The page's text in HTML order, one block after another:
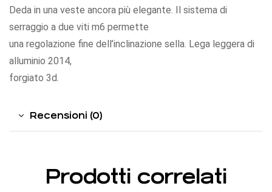
Deda in una veste ancora più elegante. Il sistema di
serraggio a due viti m6 permette
una regolazione fine dell’inclinazione sella. Lega leggera di
alluminio 2014,
forgiato 3d.
Recensioni (0)
Prodotti correlati